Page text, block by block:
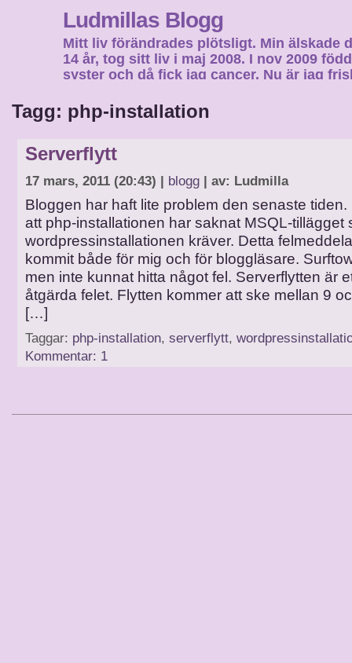
Ludmillas Blogg
Mitt liv förändrades plötsligt. Min älskade
14 år, tog sitt liv i maj 2008. I nov 2009
syster och då fick jag cancer. Nu är jag
Tagg: php-installation
Serverflytt
17 mars, 2011 (20:43) | blogg | av: Ludmilla
Bloggen har haft lite problem den senaste tiden.
att php-installationen har saknat MSQL-tillägget
wordpressinstallationen kräver. Detta
kommit både för mig och för bloggläsare.
men inte kunnat hitta något fel. Serverflytten är
åtgärda felet. Flytten kommer att ske mellan 9
[…]
Taggar: php-installation, serverflytt,
Kommentar: 1